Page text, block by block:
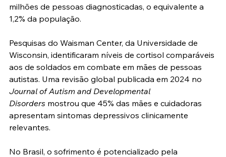
milhões de pessoas diagnosticadas, o equivalente a
1,2% da população.
Pesquisas do Waisman Center, da Universidade de
Wisconsin, identificaram níveis de cortisol comparáveis
aos de soldados em combate em mães de pessoas
autistas. Uma revisão global publicada em 2024 no
Journal of Autism and Developmental
Disorders mostrou que 45% das mães e cuidadoras
apresentam sintomas depressivos clinicamente
relevantes.
No Brasil, o sofrimento é potencializado pela